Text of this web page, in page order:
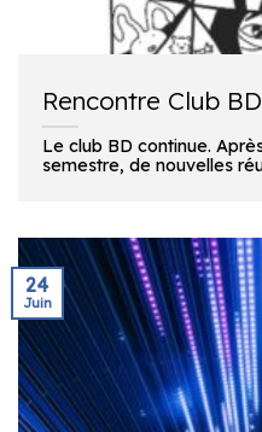
Rencontre Club BD
Le club BD continue.
semestre, de nouvelles
24
Juin